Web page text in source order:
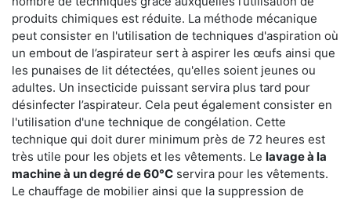
produits chimiques est réduite. La méthode mécanique
peut consister en l'utilisation de techniques d'aspiration où
un embout de l’aspirateur sert à aspirer les œufs ainsi que
les punaises de lit détectées, qu'elles soient jeunes ou
adultes. Un insecticide puissant servira plus tard pour
désinfecter l’aspirateur. Cela peut également consister en
l'utilisation d'une technique de congélation. Cette
technique qui doit durer minimum près de 72 heures est
très utile pour les objets et les vêtements. Le lavage à la
machine à un degré de 60°C servira pour les vêtements.
Le chauffage de mobilier ainsi que la suppression de